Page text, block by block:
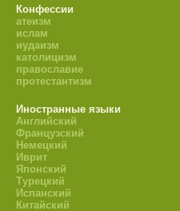
Конфессии
атеизм
ислам
иудаизм
католицизм
православие
протестантизм
Иностранные языки
Английский
Французский
Немецкий
Иврит
Японский
Турецкий
Испанский
Китайский